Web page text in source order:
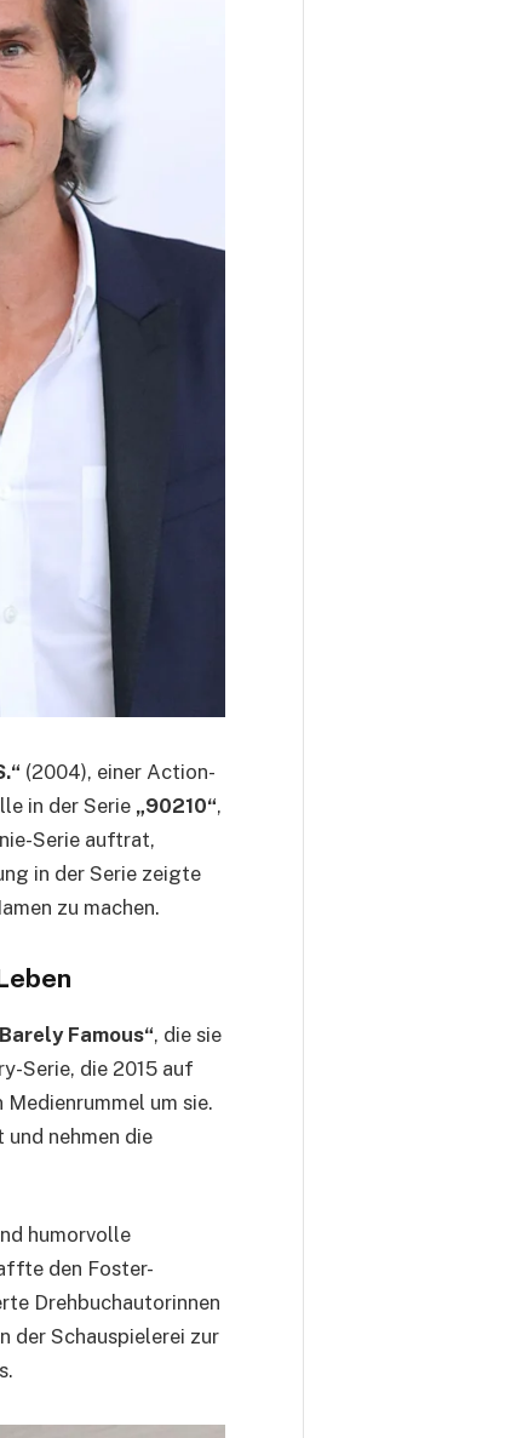
(2004), einer Action-
in der Serie „90210“,
Serie auftrat,
in der Serie zeigte
zu machen.
Famous“, die sie
Serie, die 2015 auf
um sie.
und nehmen die
humorvolle
den Foster-
Drehbuchautorinnen
der Schauspielerei zur